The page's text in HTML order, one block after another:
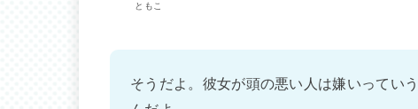
ともこ
そうだよ。彼女が頭の悪い人は嫌いってい